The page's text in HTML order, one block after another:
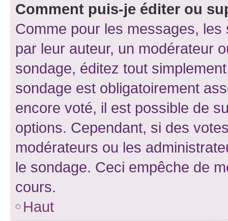
Comment puis-je éditer ou
Comme pour les messages,
par leur auteur, un modérateur
sondage, éditez tout
sondage est obligatoirement
encore voté, il est possible de
options. Cependant, si des
modérateurs ou les
le sondage. Ceci empêche de
cours.
Haut